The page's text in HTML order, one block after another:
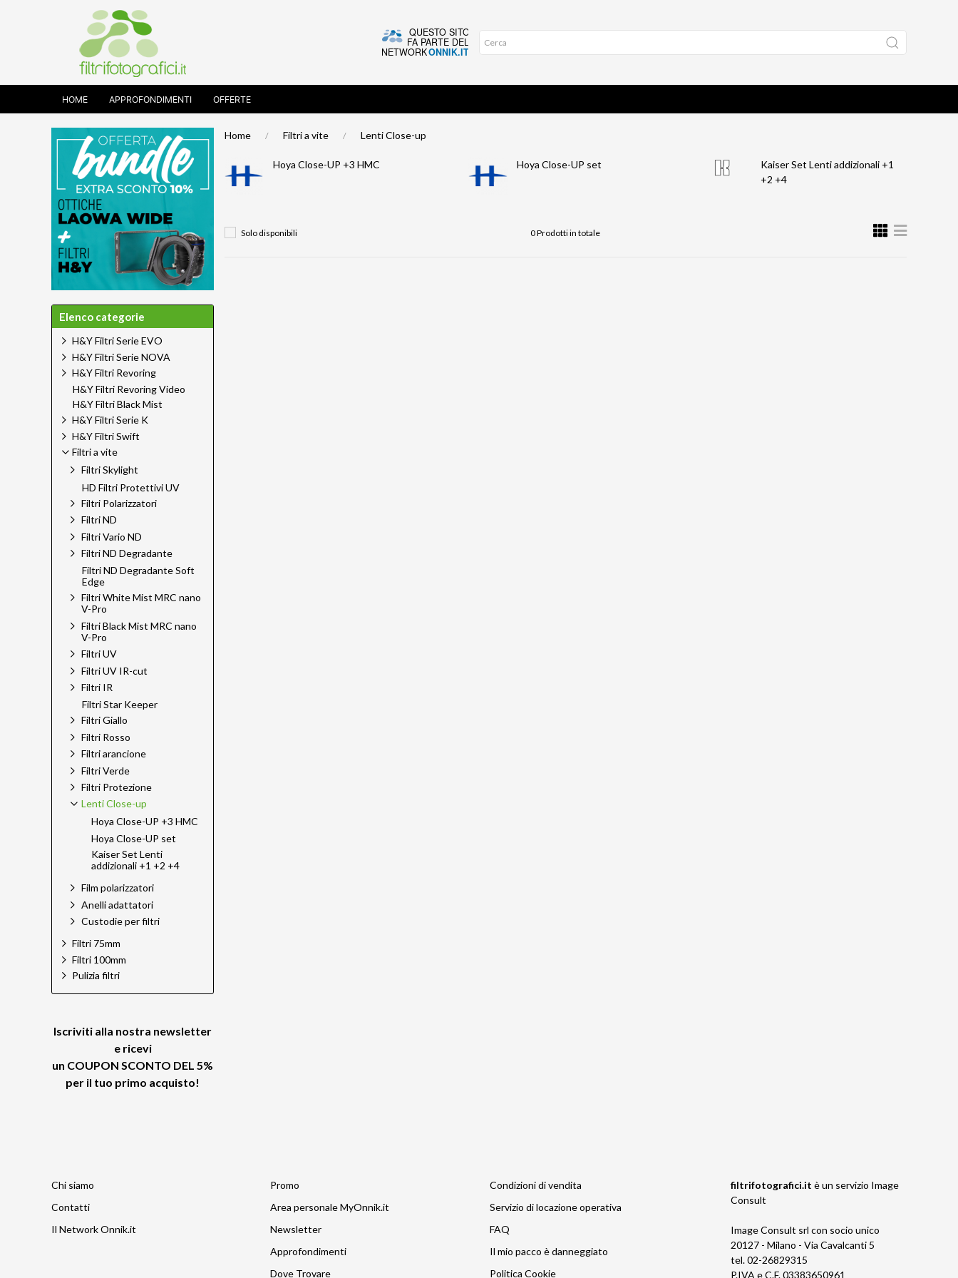
HOME APPROFONDIMENTI OFFERTE
Home Filtri a vite Lenti Close-up
Hoya Close-UP +3 HMC Hoya Close-UP set
Kaiser Set Lenti addizionali +1
+2 +4
Solo disponibili 0 Prodotti in totale
Elenco categorie
H&Y Filtri Serie EVO
H&Y Filtri Serie NOVA
H&Y Filtri Revoring
H&Y Filtri Revoring Video
H&Y Filtri Black Mist
H&Y Filtri Serie K
H&Y Filtri Swift
Filtri a vite
Filtri Skylight
HD Filtri Protettivi UV
Filtri Polarizzatori
Filtri ND
Filtri Vario ND
Filtri ND Degradante
Filtri ND Degradante Soft
Edge
Filtri White Mist MRC nano
V-Pro
Filtri Black Mist MRC nano
V-Pro
Filtri UV
Filtri UV IR-cut
Filtri IR
Filtri Star Keeper
Filtri Giallo
Filtri Rosso
Filtri arancione
Filtri Verde
Filtri Protezione
Lenti Close-up
Hoya Close-UP +3 HMC
Hoya Close-UP set
Kaiser Set Lenti
addizionali +1 +2 +4
Film polarizzatori
Anelli adattatori
Custodie per filtri
Filtri 75mm
Filtri 100mm
Pulizia filtri
Iscriviti alla nostra newsletter
e ricevi
un COUPON SCONTO DEL 5%
per il tuo primo acquisto!
Chi siamo
Contatti
Il Network Onnik.it
Promo
Area personale MyOnnik.it
Newsletter
Approfondimenti
Dove Trovare
Condizioni di vendita
Servizio di locazione operativa
FAQ
Il mio pacco è danneggiato
Politica Cookie
filtrifotografici.it è un servizio Image
Consult
Image Consult srl con socio unico
20127 - Milano - Via Cavalcanti 5
tel. 02-26829315
P.IVA e C.F. 03383650961